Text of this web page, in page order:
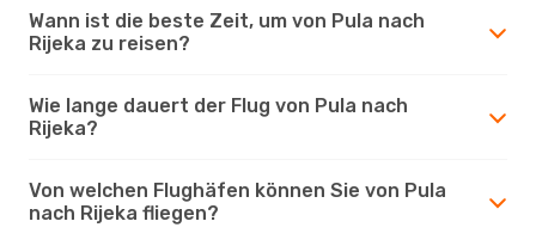
Wann ist die beste Zeit, um von Pula nach
Rijeka zu reisen?
Wie lange dauert der Flug von Pula nach
Rijeka?
Von welchen Flughäfen können Sie von Pula
nach Rijeka fliegen?